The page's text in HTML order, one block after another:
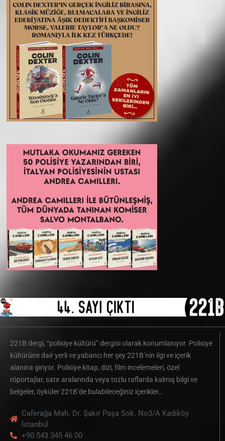
221B dergi, “polisiye kültürü” dergisi olarak konumlanıyor. Polisiye
kültürüne dair yerli ve yabancı her şey 221B’nin ilgi ve içerik
alanına giriyor. Polisiye kitap, dizi, film incelemeleri, özel
röportajlar, satır aralarında veya tozlu raflarda kalmış bilgi ve
belgeler, öyküler 221B’de bulabileceğiniz içerikler…
Caferağa Mah. Dr. Şakir Paşa Sok. No3/A Kadıköy
İstanbul
+90 543 345 46 00